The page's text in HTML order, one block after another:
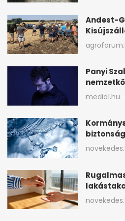
Andest-
12-én
Panyi
media1.hu
OTP: két